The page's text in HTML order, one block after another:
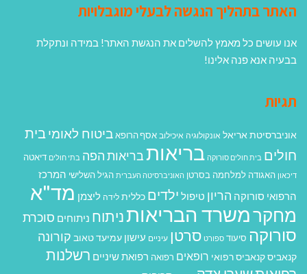
האתר בתהליך הנגשה לבעלי מוגבלויות
אנו עושים כל מאמץ להשלים את הנגשת האתר! במידה ונתקלת
בבעיה אנא פנה אלינו!
תגיות
אוניברסיטת אריאל אונקולוגיה איכילוב אסף הרופא ביטוח לאומי בית
חולים בית חולים סורוקה בריאות בריאות הפה בתי חולים דיאטה
דיכאון האגודה למלחמה בסרטן האוניברסיטה העברית הגיל השלישי המרכז
הרפואי סורוקה הריון טיפול ילדים כללית לידה ליצמן מד"א
מחקרמשרד הבריאות ניתוח ניתוחים סוכרת
סורוקה סיעוד ספורט סרטן עיניים עישון עמיעד טאוב קורונה
קנאביסקנאביס רפואי רופאים רפואה רפואת שיניים רשלנות